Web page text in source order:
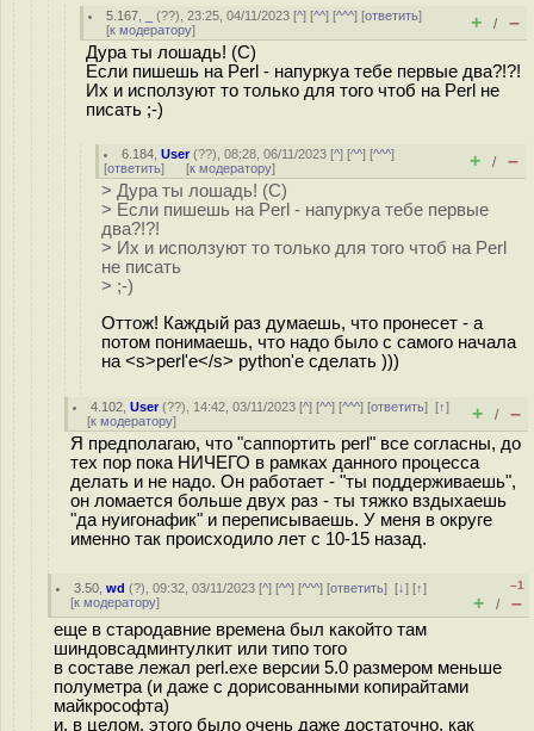
5.167 (??), 23:25, 04/11/2023 [^] [^^] [^^^] [ответить]
[к модератору] + / –
Дура ты лошадь! (C)
Если пишешь на Perl - напуркуа тебе первые два?!?!
Их и исползуют то только для того чтоб на Perl не
писать ;-)
6.184 ,User(??), 08:28, 06/11/2023 [^] [^^] [^^^]
[ответить] [к модератору] + / –
> Дура ты лошадь! (C)
> Если пишешь на Perl - напуркуа тебе первые
два?!?!
> Их и исползуют то только для того чтоб на Perl
не писать
> ;-)
Оттож! Каждый раз думаешь, что пронесет - а
потом понимаешь, что надо было с самого начала
на <s>perl'е</s> python'е сделать )))
4.102 ,User(??), 14:42, 03/11/2023 [^] [^^] [^^^] [ответить][↑]
[к модератору] + / –
Я предполагаю, что "саппортить perl" все согласны, до
тех пор пока НИЧЕГО в рамках данного процесса
делать и не надо. Он работает - "ты поддерживаешь",
он ломается больше двух раз - ты тяжко вздыхаешь
"да нуигонафик" и переписываешь. У меня в округе
именно так происходило лет с 10-15 назад.
3.50 ,wd (?), 09:32, 03/11/2023 [^] [^^] [^^^] [ответить][↓] [↑]
[к модератору]
–1
+ / –
еще в стародавние времена был какойто там
шиндовсадминтулкит или типо того
в составе лежал perl.exe версии 5.0 размером меньше
полуметра (и даже с дорисованными копирайтами
майкрософта)
и, в целом, этого было очень даже достаточно, как